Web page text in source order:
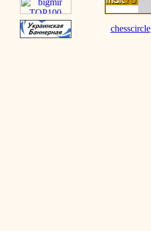
chesscircle